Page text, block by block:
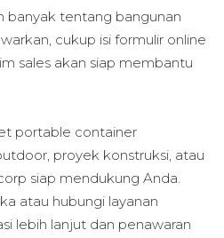
banyak tentang bangunan
cukup isi formulir online
sales akan siap membantu
portable container
proyek konstruksi, atau
siap mendukung Anda.
atau hubungi layanan
lebih lanjut dan penawaran